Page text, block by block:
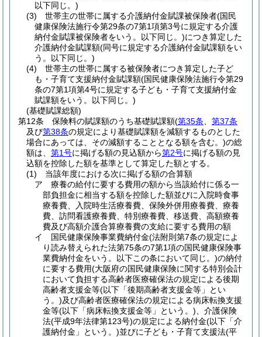
以下同じ。)
(3)
世帯主の世帯に属する介護納付金賦課被保険者(国民
健康保険法施行令第29条の7第1項第3号に規定する介護
納付金賦課被保険者をいう。以下同じ。)につき算定した
介護納付金賦課額(同号に規定する介護納付金賦課額をい
う。以下同じ。)
(4)
世帯主の世帯に属する被保険者につき算定した子ど
も・子育て支援納付金賦課額(国民健康保険法施行令第29
条の7第1項第4号に規定する子ども・子育て支援納付金
賦課額をいう。以下同じ。)
(基礎賦課総額)
第12条
保険料の賦課額のうち基礎賦課額(第35条
第37条
及び第38条の規定により基礎賦課額を減額するものとした
場合にあっては、その減額することとなる額を含む。)の総
額は、 第1号に掲げる額の見込額から第2号に掲げる額の見
込額を控除した額を基準として算定した額とする。
(1)
当該年度における次に掲げる額の合算額
ア
療養の給付に要する費用の額から当該給付に係る一
部負担金に相当する額を控除した額並びに入院時食事
療養費、入院時生活療養費、保険外併用療養費、療養
費、訪問看護療養費、特別療養費、移送費、高額療養
費及び高額介護合算療養費の支給に要する費用の額
イ
国民健康保険事業費納付金(法附則第7条の規定によ
り読み替えられた法第75条の7第1項の国民健康保険事
業費納付金をいう。以下この条において同じ。)の納付
に要する費用(大阪府の国民健康保険に関する特別会計
において負担する高齢者医療確保法の規定による後期
高齢者支援金等(以下「後期高齢者支援金等」とい
う。)及び高齢者医療確保法の規定による病床転換支援
金等(以下「病床転換支援金等」という。) 、介護保険
法(平成9年法律第123号)の規定による納付金(以下「介
護納付金」という。)並びに子ども・子育て支援法(平